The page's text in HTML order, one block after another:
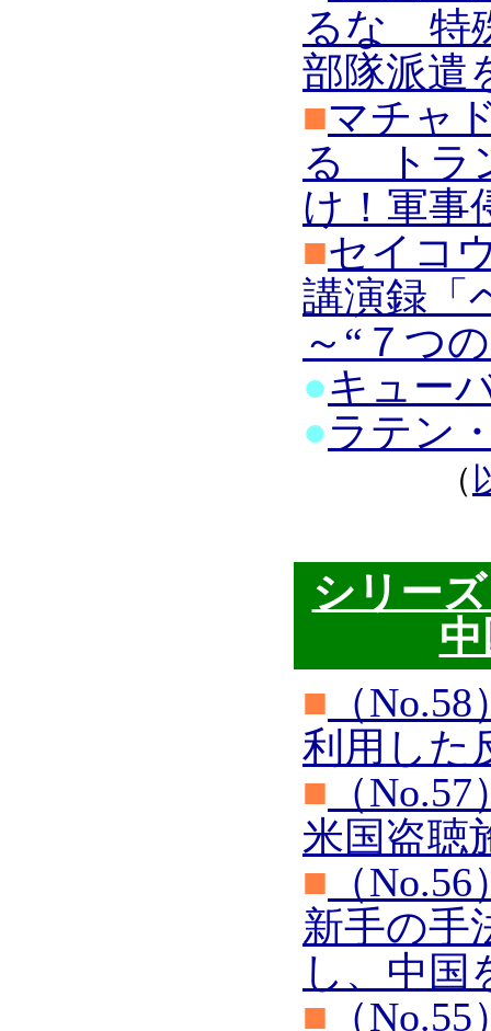
るな 特
部隊派遣
■マチャ
る トラ
け！軍事
■セイコ
講演録「
～“７つ
●キュー
●ラテン
（
シリー
■ （
利用した
■ （
米国盗聴
■ （
新手の
し、中国
■ （